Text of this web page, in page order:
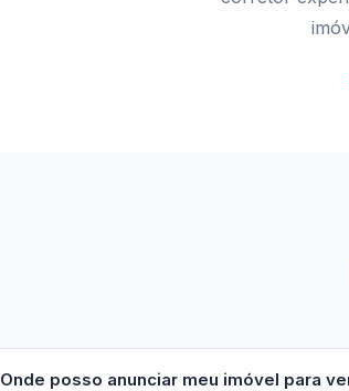
Onde posso anunciar meu imóvel para